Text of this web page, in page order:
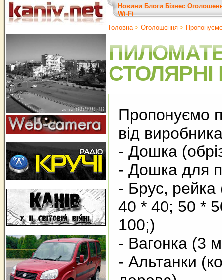
Новини Блоги Бізнес
Wi-Fi
Головна> Оголошення > Пропонуємо
Пропонуємо
від
- Дошка
- Дошка для
- Брус,
40 * 40; 50 *
100;)
- Вагонка (3
- Альтанки